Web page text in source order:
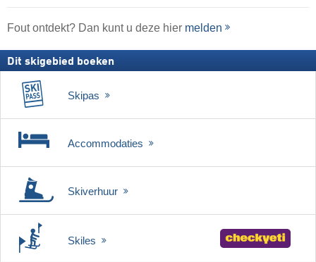
Fout ontdekt? Dan kunt u deze hier melden
Dit skigebied boeken
Skipas
Accommodaties
Skiverhuur
Skiles